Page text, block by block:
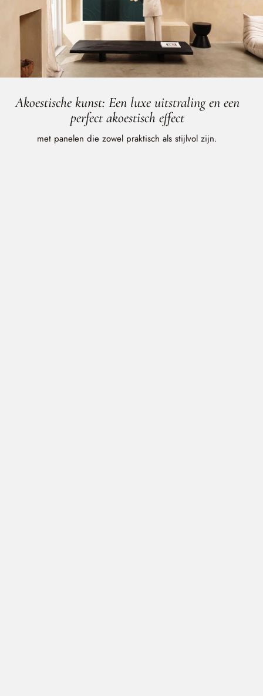
Akoestische kunst: Een luxe uitstraling en een
perfect akoestisch effect
met panelen die zowel praktisch als stijlvol zijn.